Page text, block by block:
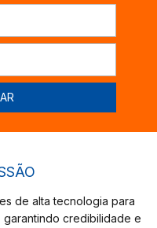
de alta tecnologia para
credibilidade e